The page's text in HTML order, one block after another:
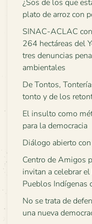
¿Sos de los que
plato de arroz con
SINAC-ACLAC
264 hectáreas del
tres denuncias
ambientales
De Tontos,
tonto y de los
El insulto como
para la democracia
Diálogo abierto
Centro de Amigos
invitan a celebrar
Pueblos Indígenas
No se trata de
una nueva